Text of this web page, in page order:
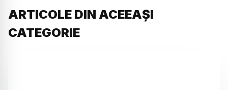
ARTICOLE DIN ACEEAȘI
CATEGORIE